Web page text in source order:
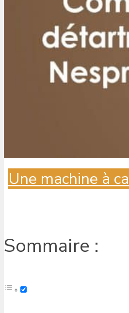
Une machine à
Sommaire :